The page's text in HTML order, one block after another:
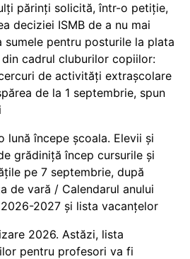
părinți solicită, într-o petiție,
deciziei ISMB de a nu mai
sumele pentru posturile la plata
cadrul cluburilor copiilor:
de activități extrașcolare
de la 1 septembrie, spun
lună începe școala. Elevii și
grădiniță încep cursurile și
pe 7 septembrie, după
de vară / Calendarul anului
2027 și lista vacanțelor
2026. Astăzi, lista
pentru profesori va fi